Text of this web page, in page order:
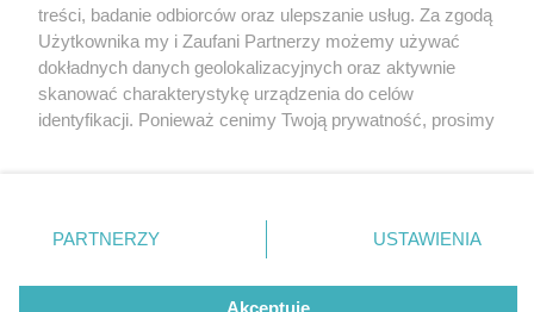
Nie zapomnij
zapoznać się z:
polityką prywatności regulamin korzystania z portali
Twojemiasto
Piekary Śląskie
Chorzów
Tarnowskie Góry
Gliwice
Skontakuj sięz nami
Kontakt
Wydawca
Redakcja
treści, badanie odbiorców oraz ulepszanie usług. Za zgodą
Użytkownika my i Zaufani Partnerzy możemy używać
dokładnych danych geolokalizacyjnych oraz aktywnie
skanować charakterystykę urządzenia do celów
identyfikacji. Ponieważ cenimy Twoją prywatność, prosimy
prywatności znajdujący się w lewym dolnym rogu strony
. Niektóre rodzaje przetwarzania danych nie wymagają
zgody użytkownika, ale masz prawo sprzeciwić się
takiemu przetwarzaniu. Preferencje będą miały
PARTNERZY USTAWIENIA
Akceptuję